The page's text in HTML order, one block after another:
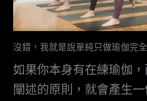
沒錯，我就是說單純只做瑜伽完
如果你本身有在練瑜伽
闡述的原則，就會產生